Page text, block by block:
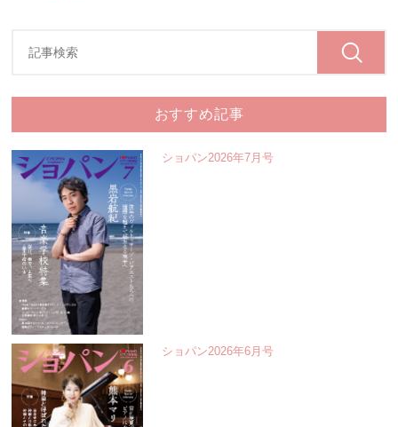
おすすめ記事
ショパン2026年7月号
ショパン2026年6月号